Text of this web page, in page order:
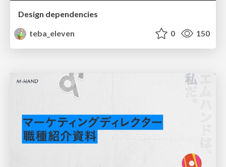
Design dependencies
teba_eleven
0 150